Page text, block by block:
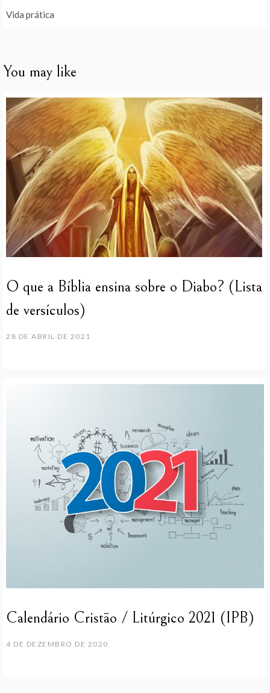
Vida prática
You may like
O que a Bíblia ensina sobre o Diabo? (Lista
de versículos)
28 DE ABRIL DE 2021
Calendário Cristão / Litúrgico 2021 (IPB)
4 DE DEZEMBRO DE 2020